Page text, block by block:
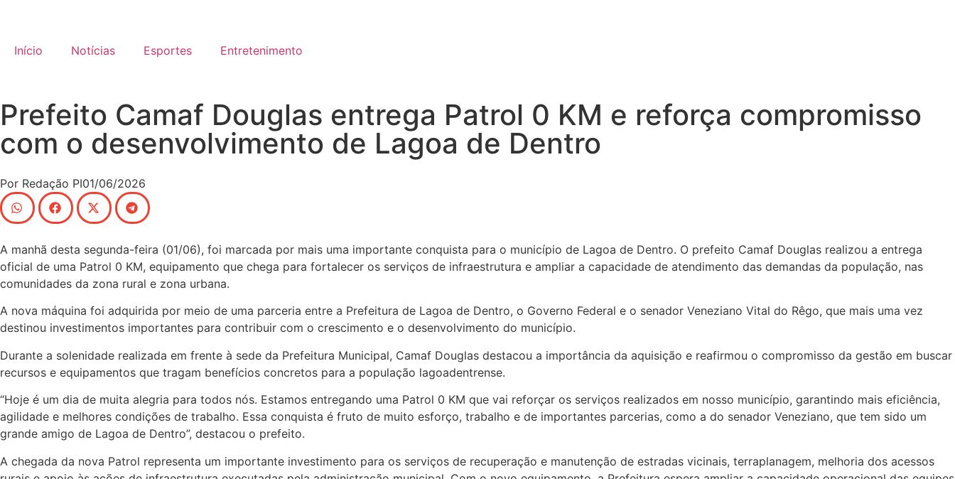
Início Notícias Esportes Entretenimento
Prefeito Camaf Douglas entrega Patrol 0 KM e reforça compromisso
com o desenvolvimento de Lagoa de Dentro
Por Redação PI01/06/2026
A manhã desta segunda-feira (01/06), foi marcada por mais uma importante conquista para o município de Lagoa de Dentro. O prefeito Camaf Douglas realizou a entrega
oficial de uma Patrol 0 KM, equipamento que chega para fortalecer os serviços de infraestrutura e ampliar a capacidade de atendimento das demandas da população, nas
comunidades da zona rural e zona urbana.
A nova máquina foi adquirida por meio de uma parceria entre a Prefeitura de Lagoa de Dentro, o Governo Federal e o senador Veneziano Vital do Rêgo, que mais uma vez
destinou investimentos importantes para contribuir com o crescimento e o desenvolvimento do município.
Durante a solenidade realizada em frente à sede da Prefeitura Municipal, Camaf Douglas destacou a importância da aquisição e reafirmou o compromisso da gestão em buscar
recursos e equipamentos que tragam benefícios concretos para a população lagoadentrense.
“Hoje é um dia de muita alegria para todos nós. Estamos entregando uma Patrol 0 KM que vai reforçar os serviços realizados em nosso município, garantindo mais eficiência,
agilidade e melhores condições de trabalho. Essa conquista é fruto de muito esforço, trabalho e de importantes parcerias, como a do senador Veneziano, que tem sido um
grande amigo de Lagoa de Dentro”, destacou o prefeito.
A chegada da nova Patrol representa um importante investimento para os serviços de recuperação e manutenção de estradas vicinais, terraplanagem, melhoria dos acessos